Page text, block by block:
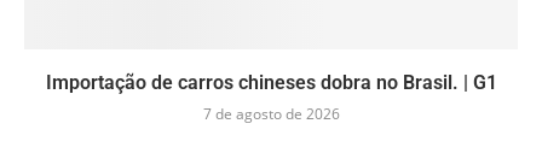
Importação de carros chineses dobra no Brasil. | G1
7 de agosto de 2026